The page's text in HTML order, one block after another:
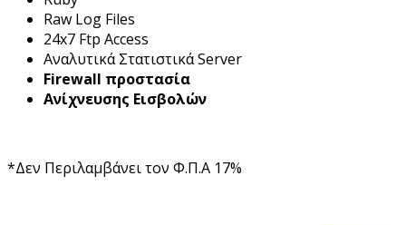
Raw Log Files
24x7 Ftp Access
Αναλυτικά Στατιστικά Server
Firewall προστασία
Ανίχνευσης Εισβολών
*Δεν Περιλαμβάνει τον Φ.Π.Α 17%